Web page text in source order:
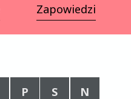
Zapowiedzi
P S N